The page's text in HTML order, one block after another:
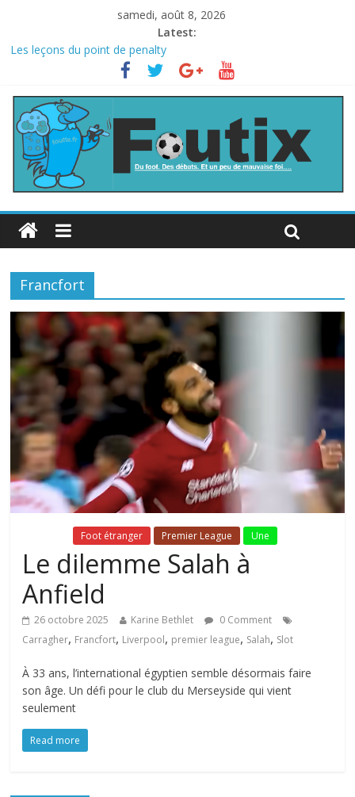
samedi, août 8, 2026
Latest:
Les leçons du point de penalty
Le football italien retombe dans le chaos
La FIFA veut vendre une part de la Coupe du monde à des fonds
privés, la planète football s’insurge
Les curiosités de la Coupe du monde
L’Inde et la Chine, trop mauvais au football ?
Francfort
Foot étranger Premier League Une
Le dilemme Salah à
Anfield
26 octobre 2025 Karine Bethlet
0 Comment
Carragher, Francfort, Liverpool, premier league, Salah, Slot
À 33 ans, l’international égyptien semble désormais faire
son âge. Un défi pour le club du Merseyside qui vient
seulement
Read more